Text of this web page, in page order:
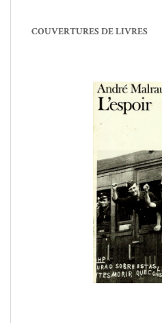
COUVERTURES DE LIVRES